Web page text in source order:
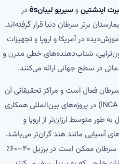
اینشتینو سیریو لیبانês
در
هر دو در فهرست ۲۰ بیمارستان برتر سرطان دنیا قرار گرفته‌اند.
در آمریکا و اروپا و تجهیزات
شتاب‌دهنده‌های خطی مدرن و
در سطح جهانی ارائه می‌کنند.
فعال است و مراکز تحقیقاتی آن
(نظیر مؤسسه ملی سرطان برزیل INCA) در پروژه‌های بین‌المللی همکاری
به طور متوسط ارزان‌تر از اروپا و
آسیایی مانند هند گران‌تر می‌باشد.
برای مثال، هزینه یک عمل جراحی سرطان ممکن است در برزیل ۴۰–۶۰٪